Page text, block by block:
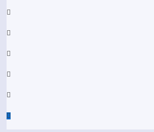
Facebook
YouTube
Telegram
Instagram
Twitter